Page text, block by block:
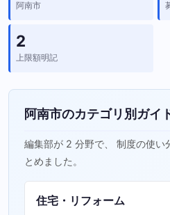
阿南市
2
上限額明記
阿南市のカテゴリ別ガイ
編集部が 2 分野で、 制度の使い
とめました。
住宅・リフォーム